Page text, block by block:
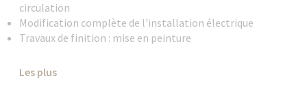
circulation
Modification complète de l'installation électrique
Travaux de finition : mise en peinture
Les plus